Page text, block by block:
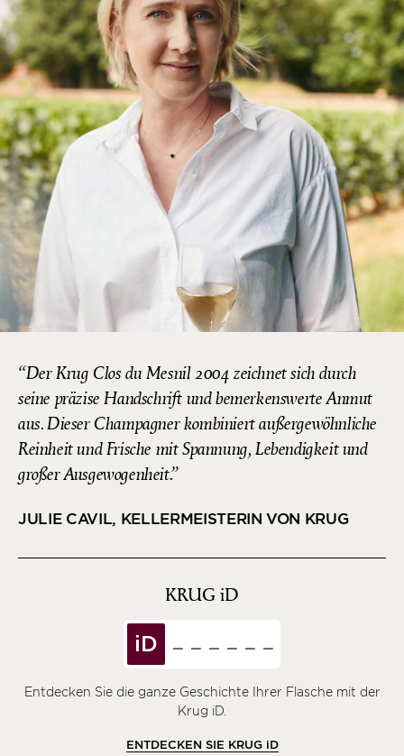
Der Krug Clos du Mesnil 2004 zeichnet sich durch
seine präzise Handschrift und bemerkenswerte Anmut
aus. Dieser Champagner kombiniert außergewöhnliche
Reinheit und Frische mit Spannung, Lebendigkeit und
großer Ausgewogenheit.
JULIE CAVIL, KELLERMEISTERIN VON KRUG
KRUG iD
iD
Entdecken Sie die ganze Geschichte Ihrer Flasche mit der
Krug iD.
ENTDECKEN SIE KRUG iD